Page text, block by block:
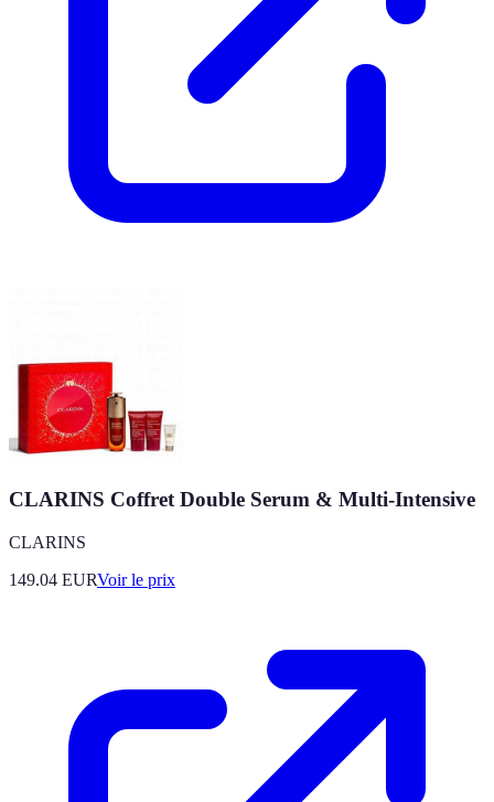
CLARINS Coffret Double Serum & Multi-Intensive
CLARINS
149.04 EURVoir le prix